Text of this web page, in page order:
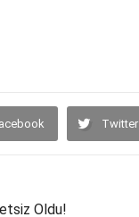
Twitter
Oldu!